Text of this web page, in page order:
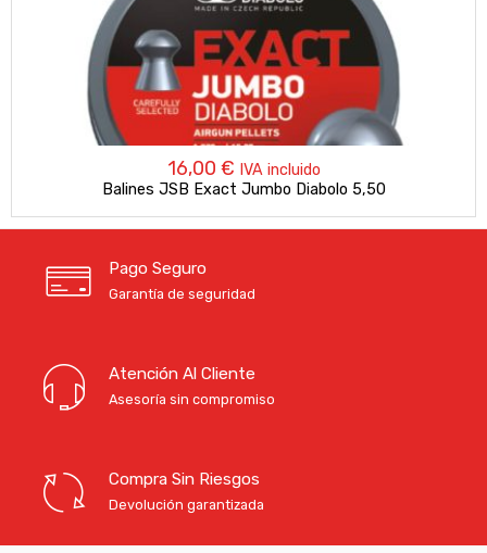
16,00 € IVA incluido
Balines JSB Exact Jumbo Diabolo 5,50
Pago Seguro
Garantía de seguridad
Atención Al Cliente
Asesoría sin compromiso
Compra Sin Riesgos
Devolución garantizada